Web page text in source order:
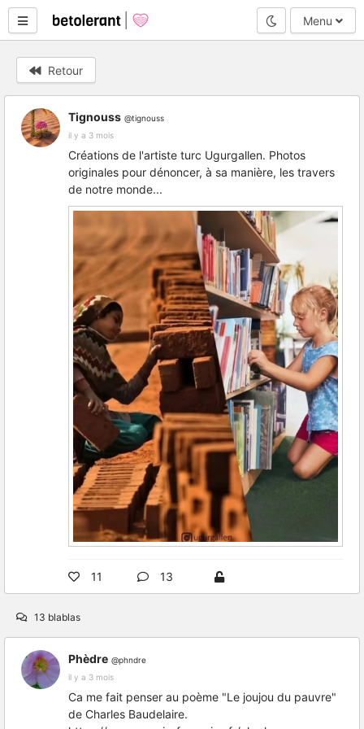
Mode nuit
Menu
Retour
Tignouss @tignouss
il y a 3 mois
Créations de l'artiste turc Ugurgallen. Photos
originales pour dénoncer, à sa manière, les travers
de notre monde...
11 13
13 blablas
Phèdre @phndre
il y a 3 mois
Ca me fait penser au poème "Le joujou du pauvre"
de Charles Baudelaire.